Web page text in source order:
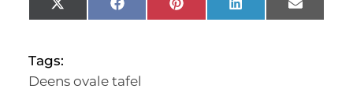
X
(Twitter)
FacebookPinterestLinkedInEmail
Tags:
Deens ovale tafel